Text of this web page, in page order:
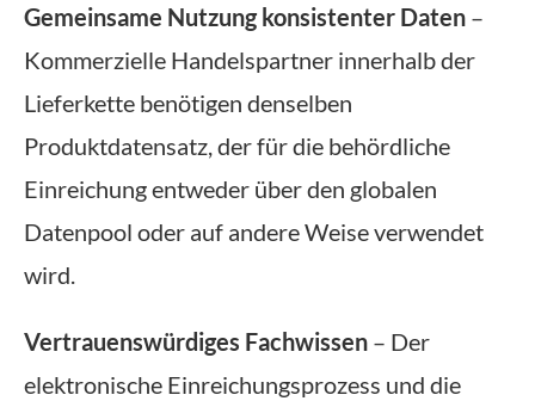
Gemeinsame Nutzung konsistenter Daten –
Kommerzielle Handelspartner innerhalb der
Lieferkette benötigen denselben
Produktdatensatz, der für die behördliche
Einreichung entweder über den globalen
Datenpool oder auf andere Weise verwendet
wird.
Vertrauenswürdiges Fachwissen – Der
elektronische Einreichungsprozess und die